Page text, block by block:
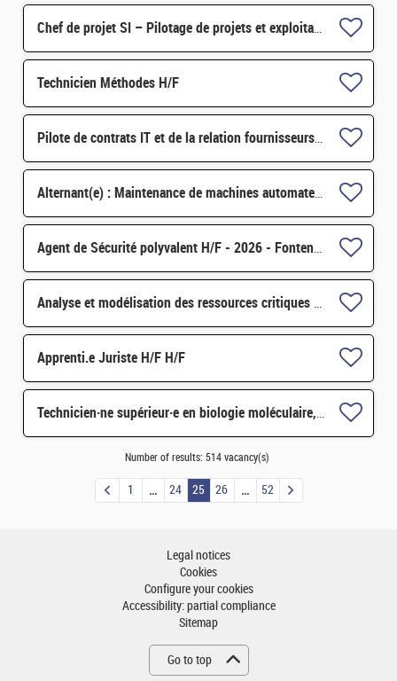
Chef de projet SI – Pilotage de projets et exploitation applicative H/F
Technicien Méthodes H/F
Pilote de contrats IT et de la relation fournisseurs H/F
Alternant(e) : Maintenance de machines automates - réalisation d'études d'amélioration H/F
Agent de Sécurité polyvalent H/F - 2026 - Fontenay-aux-Roses (92) et Saclay (91) H/F
Analyse et modélisation des ressources critiques de la transition énergétique à long H/F
Apprenti.e Juriste H/F H/F
Technicien·ne supérieur·e en biologie moléculaire, biotechnologie H/F
Number of results: 514 vacancy(s)
1 24 25 26 52
Legal notices
Cookies
Configure your cookies
Accessibility: partial compliance
Sitemap
Go to top